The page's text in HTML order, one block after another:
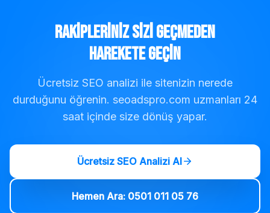
Rakipleriniz Sizi Geçmeden
Harekete Geçin
Ücretsiz SEO analizi ile sitenizin nerede
durduğunu öğrenin. seoadspro.com uzmanları 24
saat içinde size dönüş yapar.
Ücretsiz SEO Analizi Al
Hemen Ara: 0501 011 05 76